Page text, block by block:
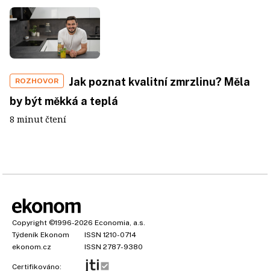
ROZHOVOR
Jak poznat kvalitní zmrzlinu? Měla
by být měkká a teplá
8 minut čtení
Copyright ©1996-2026 Economia, a.s.
Týdeník Ekonom
ISSN 1210-0714
ekonom.cz
ISSN 2787-9380
Certifikováno: